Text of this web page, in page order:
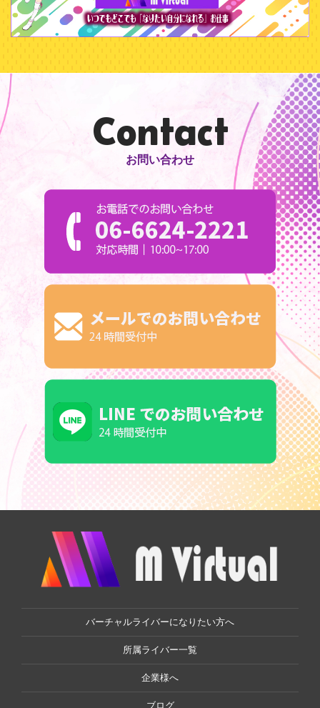
Contact
お問い合わせ
バーチャルライバーになりたい方へ
所属ライバー一覧
企業様へ
ブログ